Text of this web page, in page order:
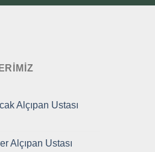
Alçıpan Ustası
Alçıpan Ustası